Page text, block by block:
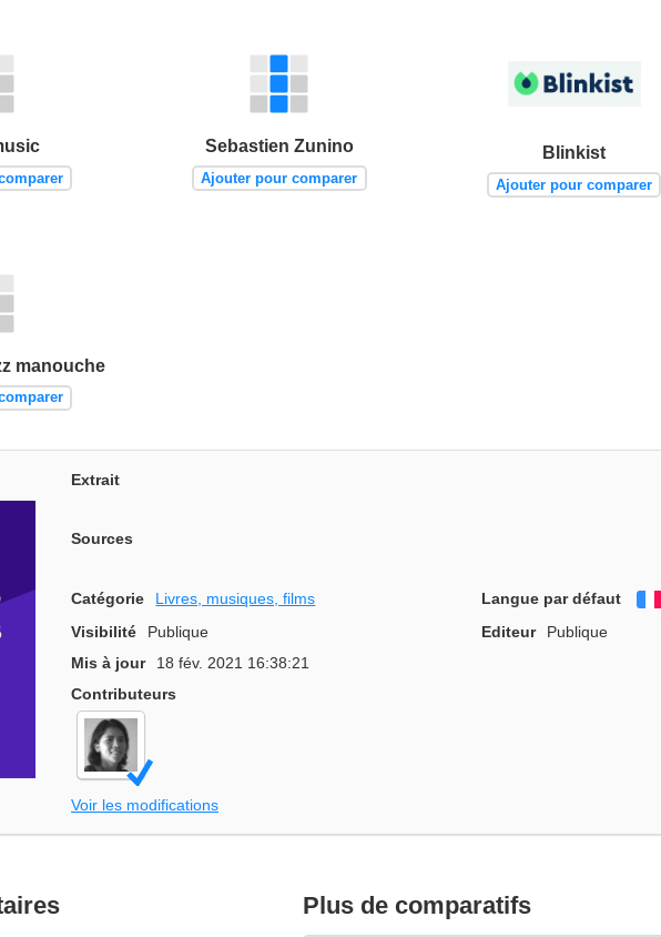
Sebastien Zunino
Ajouter pour comparer
Blinkist
Ajouter pour comparer
manouche
Extrait
Sources
Catégorie Livres, musiques, films Langue par défaut
Visibilité
Publique Editeur
Publique
Mis à jour
18 fév. 2021 16:38:21
Contributeurs
Voir les modifications
Plus de comparatifs